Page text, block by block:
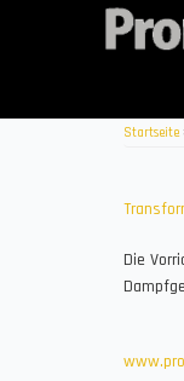
Startseite
Die